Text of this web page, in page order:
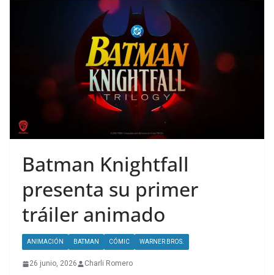
Batman Knightfall
presenta su primer
tráiler animado
ANIMACIÓN BATMAN CÓMIC WARNER BROS.
26 junio, 2026 Charli Romero